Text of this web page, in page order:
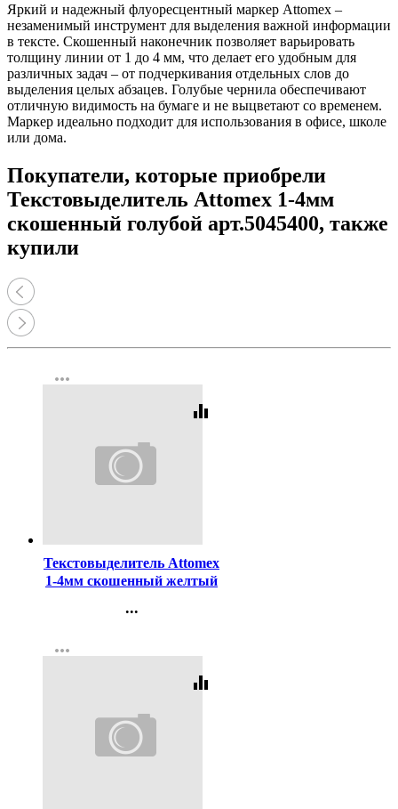
Яркий и надежный флуоресцентный маркер Attomex –
незаменимый инструмент для выделения важной информации
в тексте. Скошенный наконечник позволяет варьировать
толщину линии от 1 до 4 мм, что делает его удобным для
различных задач – от подчеркивания отдельных слов до
выделения целых абзацев. Голубые чернила обеспечивают
отличную видимость на бумаге и не выцветают со временем.
Маркер идеально подходит для использования в офисе, школе
или дома.
Покупатели, которые приобрели
Текстовыделитель Attomex 1-4мм
скошенный голубой арт.5045400, также
купили
more_horiz
equalizer
Текстовыделитель Attomex
1-4мм скошенный желтый
...
Регистрация
more_horiz
equalizer